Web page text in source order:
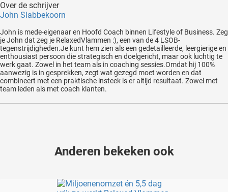
Over de schrijver
John Slabbekoorn
John is mede-eigenaar en Hoofd Coach binnen Lifestyle of Business. Zeg
je John dat zeg je RelaxedVlammen :), een van de 4 LSOB-
tegenstrijdigheden.Je kunt hem zien als een gedetailleerde, leergierige en
enthousiast persoon die strategisch en doelgericht, maar ook luchtig te
werk gaat. Zowel in het team als in coaching sessies.Omdat hij 100%
aanwezig is in gesprekken, zegt wat gezegd moet worden en dat
combineert met een praktische insteek is er altijd resultaat. Zowel met
team leden als met coach klanten.
Anderen bekeken ook